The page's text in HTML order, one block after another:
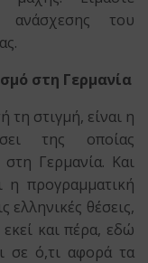
ανάσχεσης του
στη Γερμανία
στιγμή, είναι η
της οποίας
Γερμανία. Και
η προγραμματική
ελληνικές θέσεις,
και πέρα, εδώ
σε ό,τι αφορά τα